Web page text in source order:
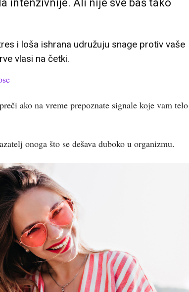
intenzivnije. Ali nije sve baš tako
i loša ishrana udružuju snage protiv vaše
vlasi na četki.
ako na vreme prepoznate signale koje vam telo
onoga što se dešava duboko u organizmu.